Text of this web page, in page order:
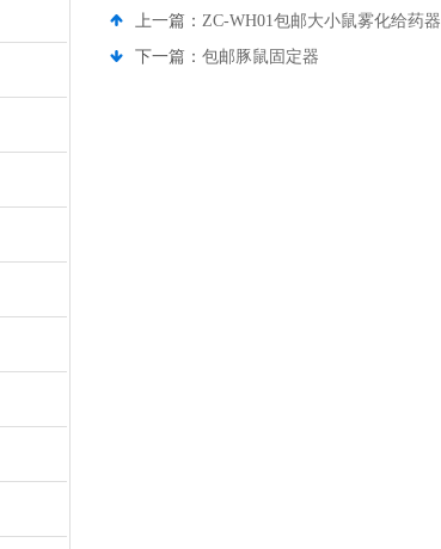
上一篇： ZC-WH01包邮大小鼠雾化给药器
下一篇： 包邮豚鼠固定器